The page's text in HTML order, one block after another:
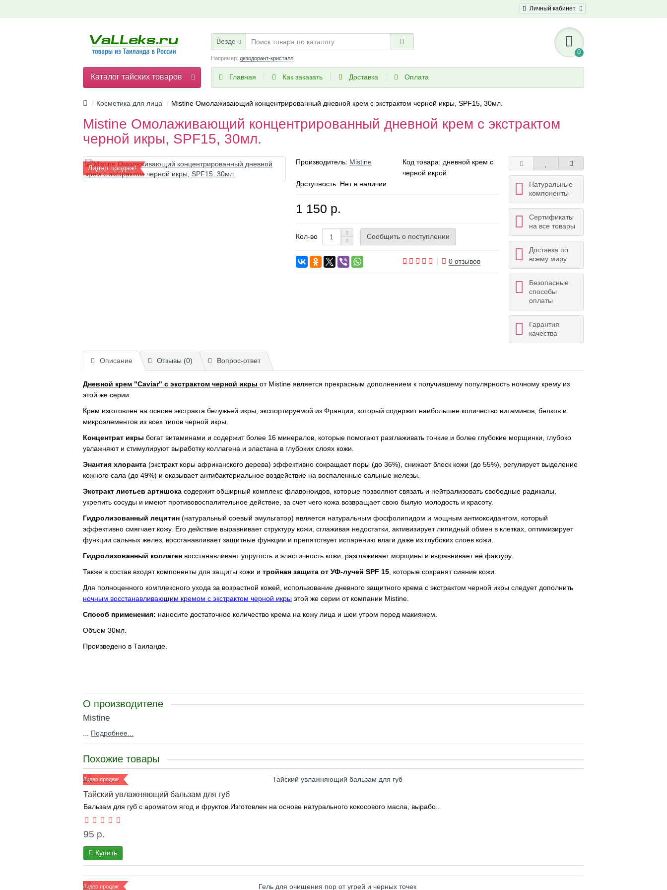
Личный кабинет
0
Везде
Например: дезодорант-кристалл
Главная Как заказать Доставка Оплата
Каталог тайских товаров
Косметика для лица Mistine Омолаживающий концентрированный дневной крем с экстрактом черной икры, SPF15, 30мл.
Mistine Омолаживающий концентрированный дневной крем с экстрактом
черной икры, SPF15, 30мл.
Лидер продаж!
Производитель: Mistine Код товара: дневной крем с
черной икрой
Доступность: Нет в наличии
1 150 р.
Кол-во Сообщить о поступлении
0 отзывов
Натуральные
компоненты
Сертификаты
на все товары
Доставка по
всему миру
Безопасные
способы
оплаты
Гарантия
качества
Описание Отзывы (0) Вопрос-ответ
Дневной крем "Caviar" с экстрактом черной икры от Mistine является прекрасным дополнением к получившему популярность ночному крему из
этой же серии.
Крем изготовлен на основе экстракта белужьей икры, экспортируемой из Франции, который содержит наибольшее количество витаминов, белков и
микроэлементов из всех типов черной икры.
Концентрат икры богат витаминами и содержит более 16 минералов, которые помогают разглаживать тонкие и более глубокие морщинки, глубоко
увлажняют и стимулируют выработку коллагена и эластана в глубоких слоях кожи.
Энантия хлоранта (экстракт коры африканского дерева) эффективно сокращает поры (до 36%), снижает блеск кожи (до 55%), регулирует выделение
кожного сала (до 49%) и оказывает антибактериальное воздействие на воспаленные сальные железы.
Экстракт листьев артишока содержит обширный комплекс флавоноидов, которые позволяют связать и нейтрализовать свободные радикалы,
укрепить сосуды и имеют противовоспалительное действие, за счет чего кожа возвращает свою былую молодость и красоту.
Гидролизованный лецитин (натуральный соевый эмульгатор) является натуральным фосфолипидом и мощным антиоксидантом, который
эффективно смягчает кожу. Его действие выравнивает структуру кожи, сглаживая недостатки, активизирует липидный обмен в клетках, оптимизирует
функции сальных желез, восстанавливает защитные функции и препятствует испарению влаги даже из глубоких слоев кожи.
Гидролизованный коллаген восстанавливает упругость и эластичность кожи, разглаживает морщины и выравнивает её фактуру.
Также в состав входят компоненты для защиты кожи и тройная защита от УФ-лучей SPF 15 , которые сохранят сияние кожи.
Для полноценного комплексного ухода за возрастной кожей, использование дневного защитного крема с экстрактом черной икры следует дополнить
ночным восстанавливающим кремом с экстрактом черной икры этой же серии от компании Mistine.
Способ применения: нанесите достаточное количество крема на кожу лица и шеи утром перед макияжем.
Объем 30мл.
Произведено в Таиланде.
О производителе
Mistine
Подробнее...
Похожие товары
Лидер продаж!
Тайский увлажняющий бальзам для губ
Бальзам для губ с ароматом ягод и фруктов.Изготовлен на основе натурального кокосового масла, вырабо..
95 р.
Купить
Лидер продаж!